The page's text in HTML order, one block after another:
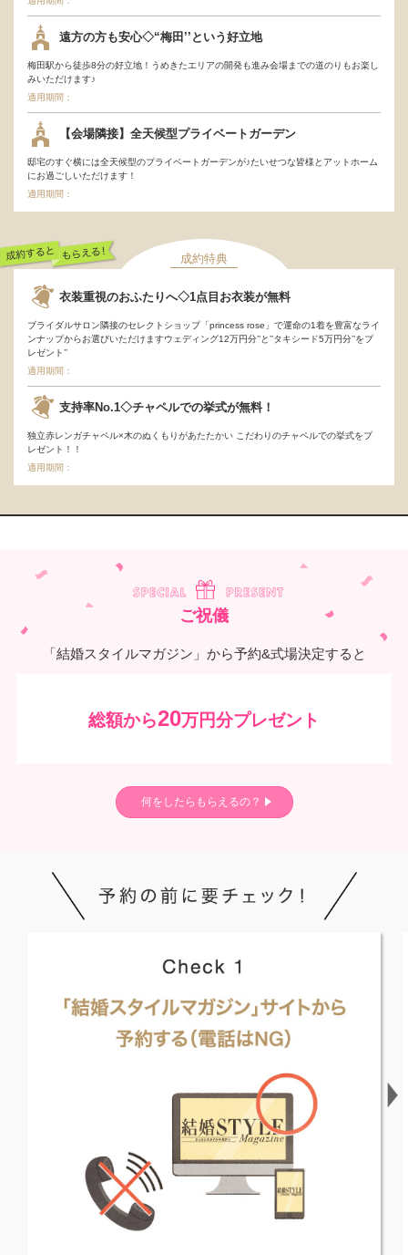
遠方の方も安心◇“梅田’’という好立地
梅田駅から徒歩8分の好立地！うめきたエリアの開発も進み会場までの道のりもお楽し
みいただけます♪
適用期間：
【会場隣接】全天候型プライベートガーデン
邸宅のすぐ横には全天候型のプライベートガーデンが♪たいせつな皆様とアットホーム
にお過ごしいただけます！
適用期間：
成約特典
衣装重視のおふたりへ◇1点目お衣装が無料
ブライダルサロン隣接のセレクトショップ「princess rose」で運命の1着を豊富なライ
ンナップからお選びいただけますウェディング12万円分’’と’’タキシード5万円分’’をプ
レゼント’’
適用期間：
支持率No.1◇チャペルでの挙式が無料！
独立赤レンガチャペル×木のぬくもりがあたたかい こだわりのチャペルでの挙式をプ
レゼント！！
適用期間：
ご祝儀
「結婚スタイルマガジン」から予約&式場決定すると
総額から20万円分プレゼント
何をしたらもらえるの？